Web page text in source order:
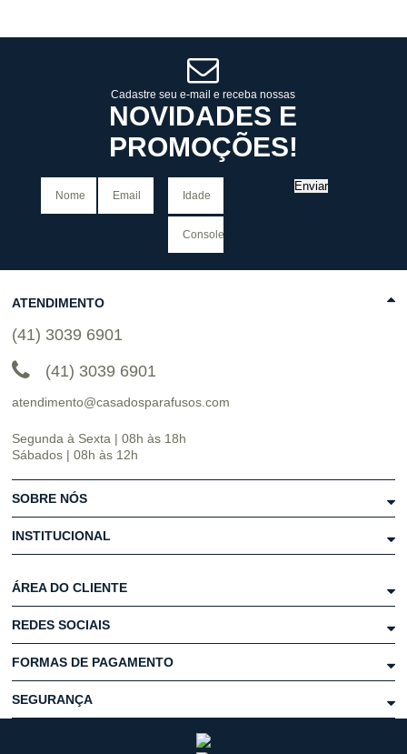
Cadastre seu e-mail e receba nossas
NOVIDADES E
PROMOÇÕES!
Enviar
ATENDIMENTO
(41) 3039 6901
(41) 3039 6901
atendimento@casadosparafusos.com
Segunda à Sexta | 08h às 18h
Sábados | 08h às 12h
SOBRE NÓS
INSTITUCIONAL
ÁREA DO CLIENTE
REDES SOCIAIS
FORMAS DE PAGAMENTO
SEGURANÇA